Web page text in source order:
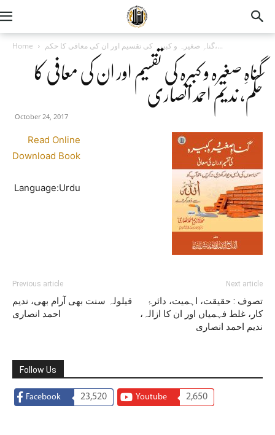
Home گناہِ صغیرہ و کبیرہ کی تقسیم اور ان کی معافی کا حکم،...
گناہِ صغیرہ و کبیرہ کی تقسیم اور ان کی معافی کا
حکم، ندیم احمد انصاری
October 24, 2017
Read Online
Download Book
Language:Urdu
Previous article
قیلولہ سنت بھی آرام بھی، ندیم
احمد انصاری
Next article
تصوف : حقیقت، اہمیت، دائرۂ
کار، غلط فہمیاں اور ان کا ازالہ،
ندیم احمد انصاری
Follow Us
Facebook 23,520 Youtube 2,650